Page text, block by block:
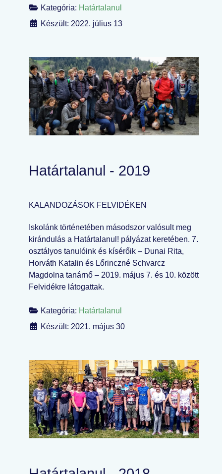
Kategória: Határtalanul
Készült: 2022. július 13
Határtalanul - 2019
KALANDOZÁSOK FELVIDÉKEN
Iskolánk történetében másodszor valósult meg
kirándulás a Határtalanul! pályázat keretében. 7.
osztályos tanulóink és kísérőik – Dunai Rita,
Horváth Katalin és Lőrinczné Schvarcz
Magdolna tanárnő – 2019. május 7. és 10. között
Felvidékre látogattak.
Kategória: Határtalanul
Készült: 2021. május 30